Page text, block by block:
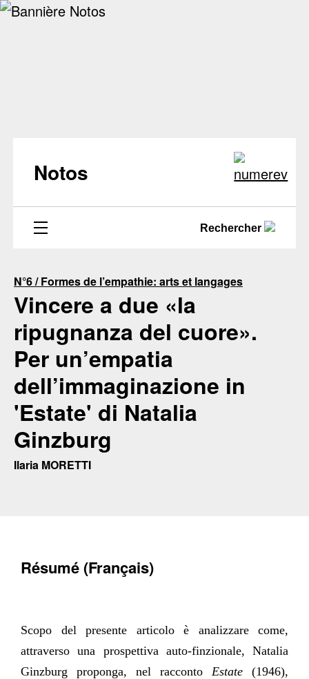
Notos
Rechercher
N°6 / Formes de l’empathie: arts et langages
Vincere a due «la
ripugnanza del cuore».
Per un’empatia
dell’immaginazione in
'Estate' di Natalia
Ginzburg
Ilaria MORETTI
Résumé (Français)
Scopo del presente articolo è analizzare come,
attraverso una prospettiva auto-finzionale, Natalia
Ginzburg proponga, nel racconto Estate (1946),